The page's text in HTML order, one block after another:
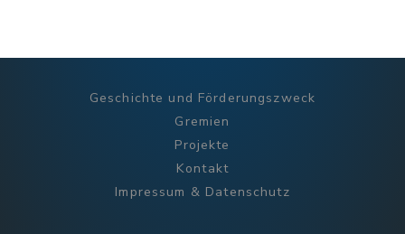
Geschichte und Förderungszweck
Gremien
Projekte
Kontakt
Impressum & Datenschutz